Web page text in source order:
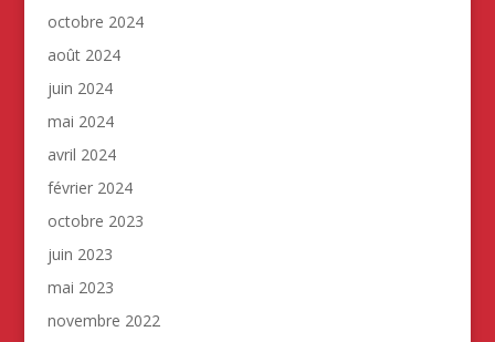
octobre 2024
août 2024
juin 2024
mai 2024
avril 2024
février 2024
octobre 2023
juin 2023
mai 2023
novembre 2022